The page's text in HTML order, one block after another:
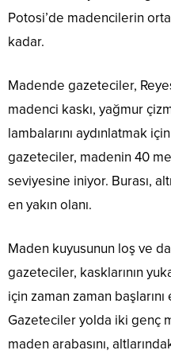
Potosi’de madencilerin
kadar.
Madende gazeteciler,
madenci kaskı, yağmur
lambalarını aydınlatmak
gazeteciler, madenin 40
seviyesine iniyor. Burası,
en yakın olanı.
Maden kuyusunun loş ve
gazeteciler, kasklarının
için zaman zaman
Gazeteciler yolda iki genç
maden arabasını,